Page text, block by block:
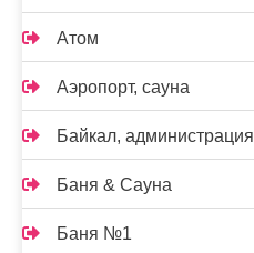
Атом
Аэропорт, сауна
Байкал, администрация
Баня & Сауна
Баня №1